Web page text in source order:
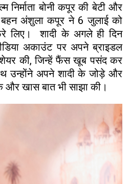
निर्माता बोनी कपूर की बेटी और
अंशुला कपूर ने 6 जुलाई को
लिए। शादी के अगले ही दिन
अकाउंट पर अपने ब्राइडल
की, जिन्हें फैंस खूब पसंद कर
उन्होंने अपने शादी के जोड़े और
खास बात भी साझा की।